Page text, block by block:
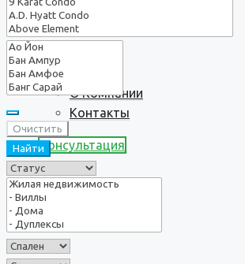
О нас
О Компании
Контакты
Консультация
Очистить
Найти